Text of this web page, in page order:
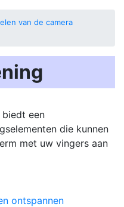
van de camera
biedt een
die kunnen
met uw vingers aan
ontspannen